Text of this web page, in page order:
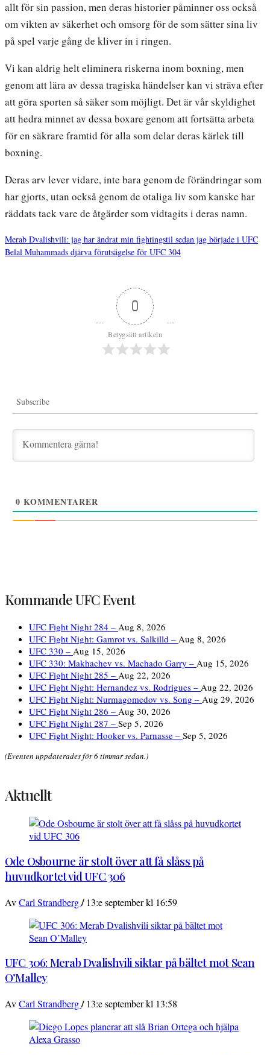
allt för sin passion, men deras historier påminner oss också
om vikten av säkerhet och omsorg för de som sätter sina liv
på spel varje gång de kliver in i ringen.
Vi kan aldrig helt eliminera riskerna inom boxning, men
genom att lära av dessa tragiska händelser kan vi sträva efter
att göra sporten så säker som möjligt. Det är vår skyldighet
att hedra minnet av dessa boxare genom att fortsätta arbeta
för en säkrare framtid för alla som delar deras kärlek till
boxning.
Deras arv lever vidare, inte bara genom de förändringar som
har gjorts, utan också genom de otaliga liv som kanske har
räddats tack vare de åtgärder som vidtagits i deras namn.
Merab Dvalishvili: jag har ändrat min fightingstil sedan jag började i UFC
Belal Muhammads djärva förutsägelse för UFC 304
0
Betygsätt artikeln
Subscribe
0 KOMMENTARER
Kommande UFC Event
UFC Fight Night 284 – Aug 8, 2026
UFC Fight Night: Gamrot vs. Salkilld – Aug 8, 2026
UFC 330 – Aug 15, 2026
UFC 330: Makhachev vs. Machado Garry – Aug 15, 2026
UFC Fight Night 285 – Aug 22, 2026
UFC Fight Night: Hernandez vs. Rodrigues – Aug 22, 2026
UFC Fight Night: Nurmagomedov vs. Song – Aug 29, 2026
UFC Fight Night 286 – Aug 30, 2026
UFC Fight Night 287 – Sep 5, 2026
UFC Fight Night: Hooker vs. Parnasse – Sep 5, 2026
(Eventen uppdaterades för 6 timmar sedan.)
Aktuellt
Ode Osbourne är stolt över att få slåss på
huvudkortet vid UFC 306
AvCarl Strandberg/ 13:e september kl 16:59
UFC 306: Merab Dvalishvili siktar på bältet mot Sean
O’Malley
AvCarl Strandberg/ 13:e september kl 13:58